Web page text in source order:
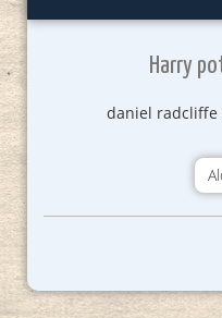
Harry
daniel